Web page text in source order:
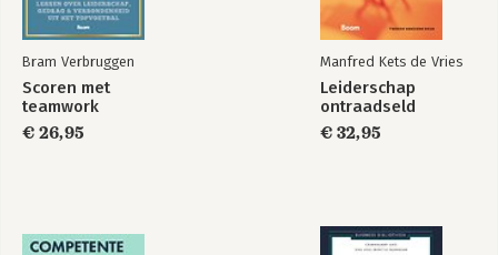
Bram Verbruggen
Scoren met
teamwork
€ 26,95
Manfred Kets de Vries
Leiderschap
ontraadseld
€ 32,95